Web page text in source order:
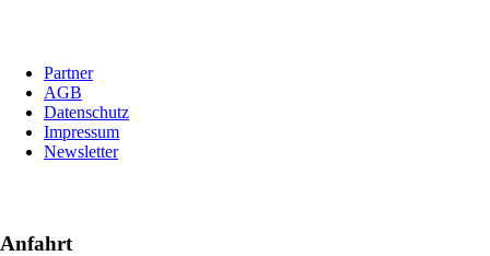
überspringen
Partner
AGB
Datenschutz
Impressum
Newsletter
Anfahrt